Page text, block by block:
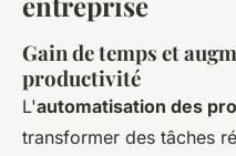
Gain de temps et
productivité
L'automatisation des
transformer des tâches